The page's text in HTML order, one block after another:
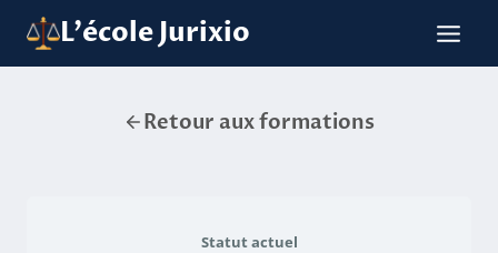
contenu
L'école Jurixio
Retour aux formations
Statut actuel